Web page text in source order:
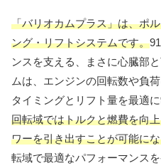
「バリオカムプラス」は、ポ
ング・リフトシステムです。
ンスを支える、まさに心臓部
ムは、エンジンの回転数や負
タイミングとリフト量を最適
回転域ではトルクと燃費を向
ワーを引き出すことが可能に
転域で最適なパフォーマンス